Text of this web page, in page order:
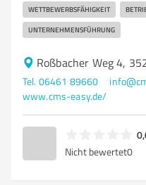
WETTBEWERBSFÄHIGKEIT
UNTERNEHMENSFÜHRUNG
Roßbacher Weg 4,
Tel. 06461 89660
www.cms-easy.de/
Nicht bewertet0